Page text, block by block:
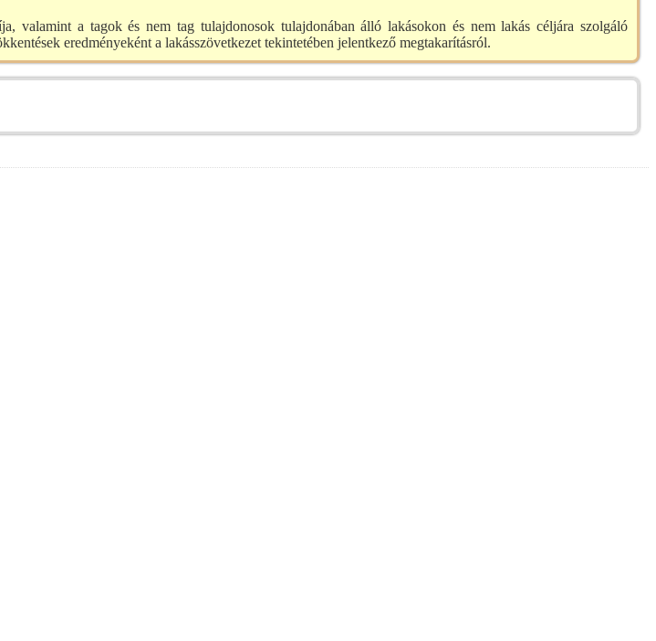
valamint a tagok és nem tag tulajdonosok tulajdonában álló lakásokon és nem lakás céljára szolgáló
eredményeként a lakásszövetkezet tekintetében jelentkező megtakarításról.